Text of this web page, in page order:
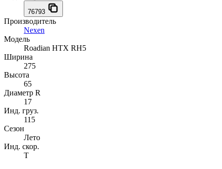
76793
Производитель
Nexen
Модель
Roadian HTX RH5
Ширина
275
Высота
65
Диаметр R
17
Инд. груз.
115
Сезон
Лето
Инд. скор.
T